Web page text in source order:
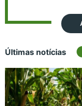
Últimas notícias